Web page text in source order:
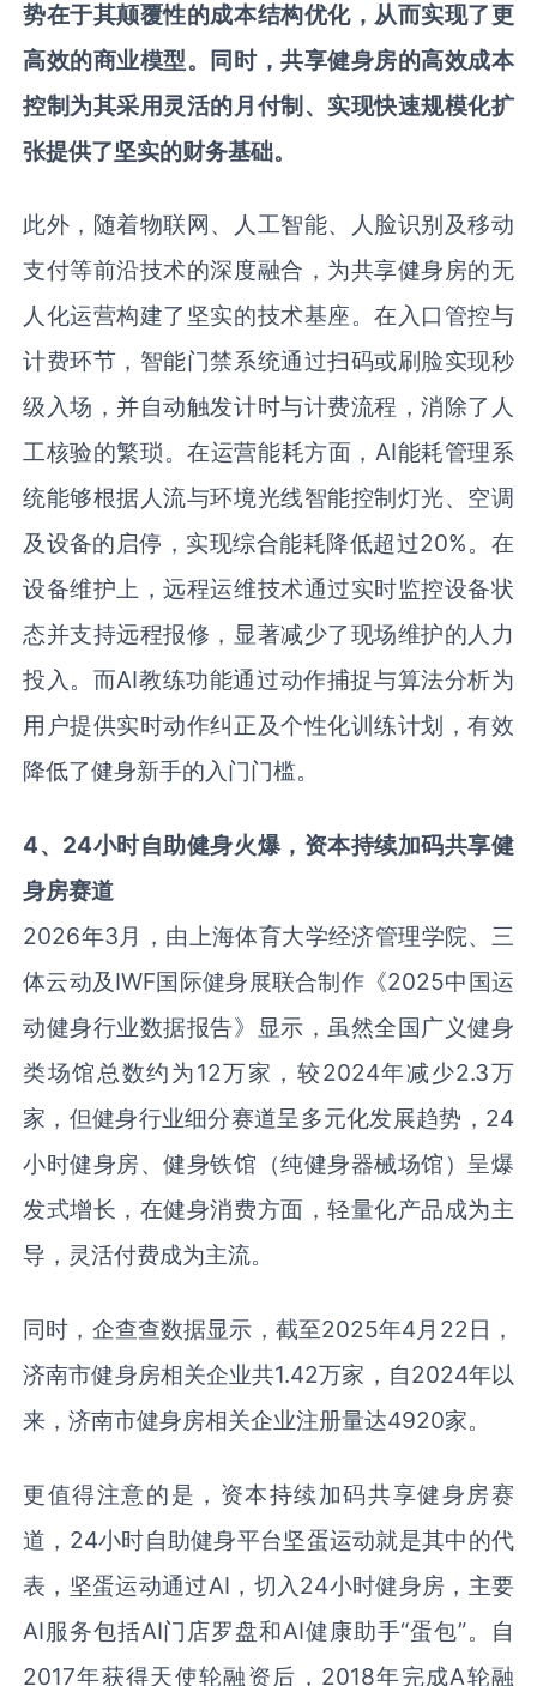
势在于其颠覆性的成本结构优化，从而实现了更
高效的商业模型。同时，共享健身房的高效成本
控制为其采用灵活的月付制、实现快速规模化扩
张提供了坚实的财务基础。
此外，随着物联网、人工智能、人脸识别及移动
支付等前沿技术的深度融合，为共享健身房的无
人化运营构建了坚实的技术基座。在入口管控与
计费环节，智能门禁系统通过扫码或刷脸实现秒
级入场，并自动触发计时与计费流程，消除了人
工核验的繁琐。在运营能耗方面， AI能耗管理系
统能够根据人流与环境光线智能控制灯光、空调
及设备的启停，实现综合能耗降低超过20%。在
设备维护上，远程运维技术通过实时监控设备状
态并支持远程报修，显著减少了现场维护的人力
投入。而AI教练功能通过动作捕捉与算法分析为
用户提供实时动作纠正及个性化训练计划，有效
降低了健身新手的入门门槛。
4、 24小时自助健身火爆，资本持续加码共享健
身房赛道
2026年3月，由上海体育大学经济管理学院、三
体云动及IWF国际健身展联合制作《2025中国运
动健身行业数据报告》显示，虽然全国广义健身
类场馆总数约为12万家，较2024年减少2.3万
家，但健身行业细分赛道呈多元化发展趋势， 24
小时健身房、健身铁馆（纯健身器械场馆）呈爆
发式增长，在健身消费方面，轻量化产品成为主
导，灵活付费成为主流。
同时，企查查数据显示，截至2025年4月 22日，
济南市健身房相关企业共1.42万家，自2024年以
来，济南市健身房相关企业注册量达4920家。
更值得注意的是，资本持续加码共享健身房赛
道， 24小时自助健身平台坚蛋运动就是其中的代
表，坚蛋运动通过AI ，切入24小时健身房，主要
AI服务包括AI门店罗盘和AI健康助手“蛋包”。自
2017年获得天使轮融资后， 2018年完成A轮融